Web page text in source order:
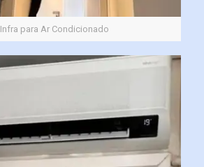
Infra para Ar Condicionado